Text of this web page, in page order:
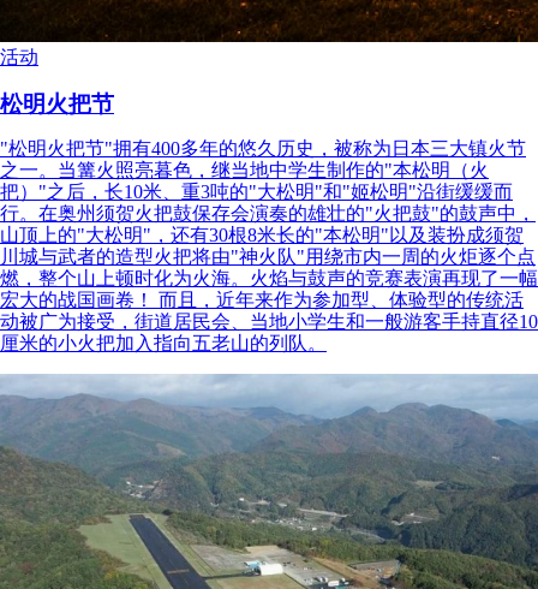
活动
松明火把节
"松明火把节"拥有400多年的悠久历史，被称为日本三大镇火节
之一。当篝火照亮暮色，继当地中学生制作的"本松明（火
把）"之后，长10米、重3吨的"大松明"和"姬松明"沿街缓缓而
行。在奥州须贺火把鼓保存会演奏的雄壮的"火把鼓"的鼓声中，
山顶上的"大松明"，还有30根8米长的"本松明"以及装扮成须贺
川城与武者的造型火把将由"神火队"用绕市内一周的火炬逐个点
燃，整个山上顿时化为火海。火焰与鼓声的竞赛表演再现了一幅
宏大的战国画卷！ 而且，近年来作为参加型、体验型的传统活
动被广为接受，街道居民会、当地小学生和一般游客手持直径10
厘米的小火把加入指向五老山的列队。